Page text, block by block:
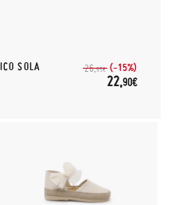
SOLA
26,95€ (-15%)
22,90€